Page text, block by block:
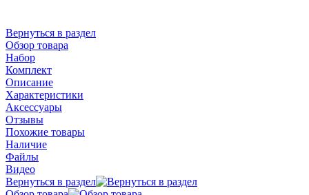
Вернуться в раздел
Обзор товара
Набор
Комплект
Описание
Характеристики
Аксессуары
Отзывы
Похожие товары
Наличие
Файлы
Видео
Вернуться в раздел